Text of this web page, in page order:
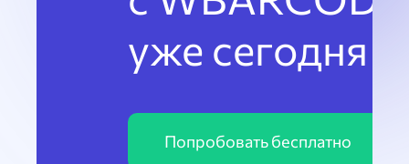
уже сегодня
Попробовать бесплатно